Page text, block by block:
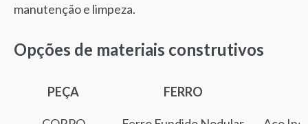
manutenção e limpeza.
Opções de materiais construtivos
PEÇA FERRO
PEÇA
FERRO